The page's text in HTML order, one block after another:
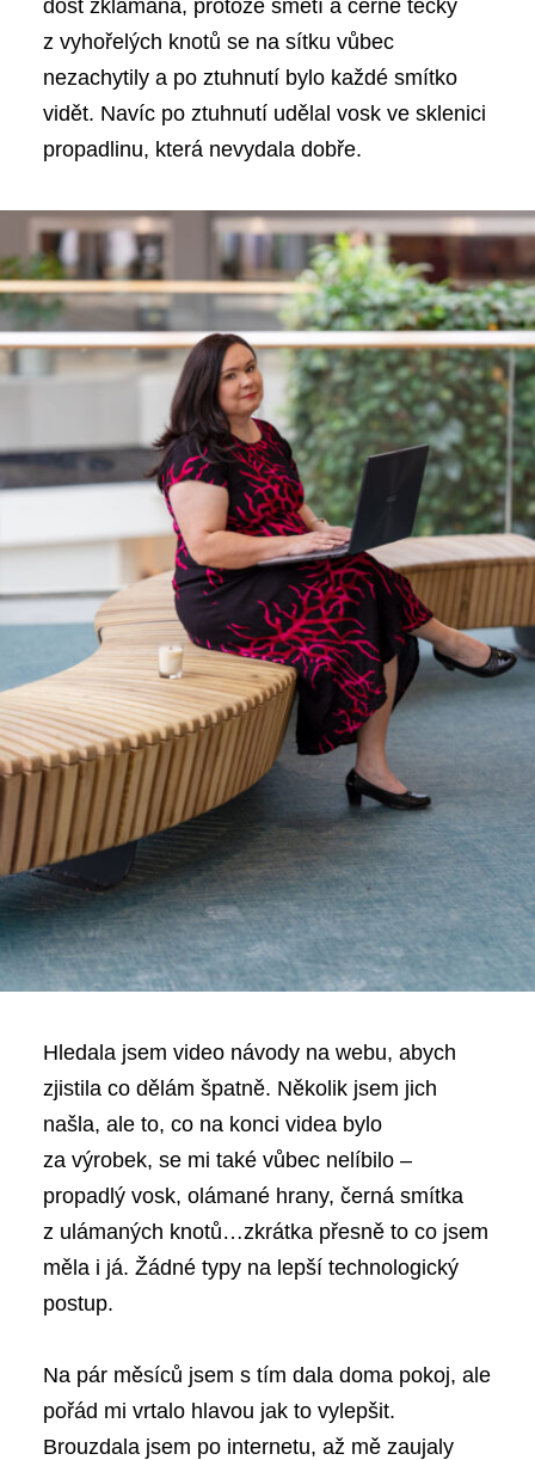
dost zklamaná, protože smetí a černé tečky
z vyhořelých knotů se na sítku vůbec
nezachytily a po ztuhnutí bylo každé smítko
vidět. Navíc po ztuhnutí udělal vosk ve sklenici
propadlinu, která nevydala dobře.
Hledala jsem video návody na webu, abych
zjistila co dělám špatně. Několik jsem jich
našla, ale to, co na konci videa bylo
za výrobek, se mi také vůbec nelíbilo –
propadlý vosk, olámané hrany, černá smítka
z ulámaných knotů…zkrátka přesně to co jsem
měla i já. Žádné typy na lepší technologický
postup.
Na pár měsíců jsem s tím dala doma pokoj, ale
pořád mi vrtalo hlavou jak to vylepšit.
Brouzdala jsem po internetu, až mě zaujaly